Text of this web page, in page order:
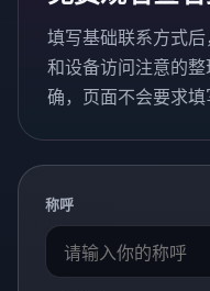
填写基础联系方式
和设备访问注意的
确，页面不会要求填
称呼